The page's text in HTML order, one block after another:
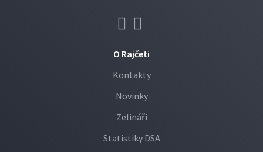
O Rajčeti
Kontakty
Novinky
Zelináři
Statistiky DSA